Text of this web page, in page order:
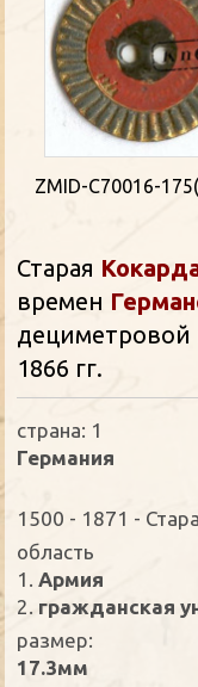
ZMID-C70016-
Старая
времен
дециметровой
1866 гг.
страна: 1
Германия
1500 - 1871 -
oбласть
1.
Армия
2. гражданская
размер:
17.3мм